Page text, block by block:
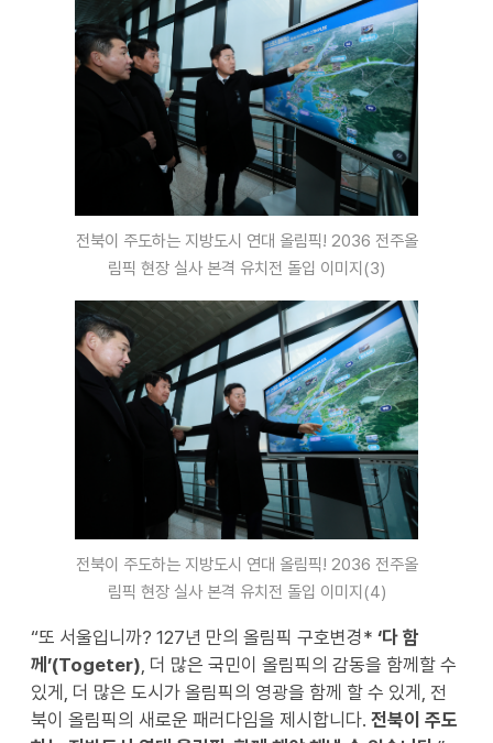
전북이 주도하는 지방도시 연대 올림픽! 2036 전주올
림픽 현장 실사 본격 유치전 돌입 이미지(3)
전북이 주도하는 지방도시 연대 올림픽! 2036 전주올
림픽 현장 실사 본격 유치전 돌입 이미지(4)
“또 서울입니까? 127년 만의 올림픽 구호변경* ‘다 함
께 ’(Togeter) , 더 많은 국민이 올림픽의 감동을 함께할 수
있게, 더 많은 도시가 올림픽의 영광을 함께 할 수 있게, 전
북이 올림픽의 새로운 패러다임을 제시합니다. 전북이 주도